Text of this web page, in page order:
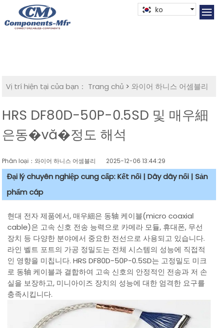
ko
Vị trí hiện tại của bạn： Trang chủ > 와이어 하니스 어셈블리
HRS DF80D-50P-0.5SD 및 매우細
은동�vă�정도 해석
Phân loại：와이어 하니스 어셈블리 2025-12-06 13:44:29
Đại lý chuyên nghiệp cung cấp: Kết nối | Dây dây nối | Sản
phẩm cáp
현대 전자 제품에서, 매우細은 동轴 케이블(micro coaxial
cable)은 고속 신호 전송 능력으로 카메라 모듈, 휴대폰, 무선
장치 등 다양한 분야에서 중요한 전선으로 사용되고 있습니다.
라인 벨트 포트의 가공 정밀도는 전체 시스템의 성능에 직접적
인 영향을 미칩니다. HRS DF80D-50P-0.5SD는 고정밀도 미크
로 동轴 케이블과 결합하여 고속 신호의 안정적인 전송과 저 손
실을 보장하고, 미니아이즈 장치의 성능에 대한 엄격한 요구를
충족시킵니다.